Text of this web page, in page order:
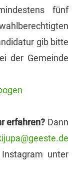
fünf
gib bitte
der Gemeinde
erfahren? Dann
unter